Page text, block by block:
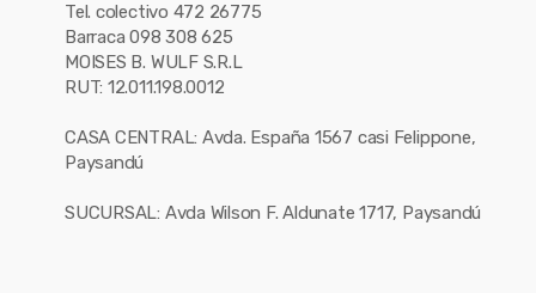
Tel. colectivo 472 26775
Barraca 098 308 625
MOISES B. WULF S.R.L
RUT: 12.011.198.0012
CASA CENTRAL: Avda. España 1567 casi Felippone,
Paysandú
SUCURSAL: Avda Wilson F. Aldunate 1717, Paysandú